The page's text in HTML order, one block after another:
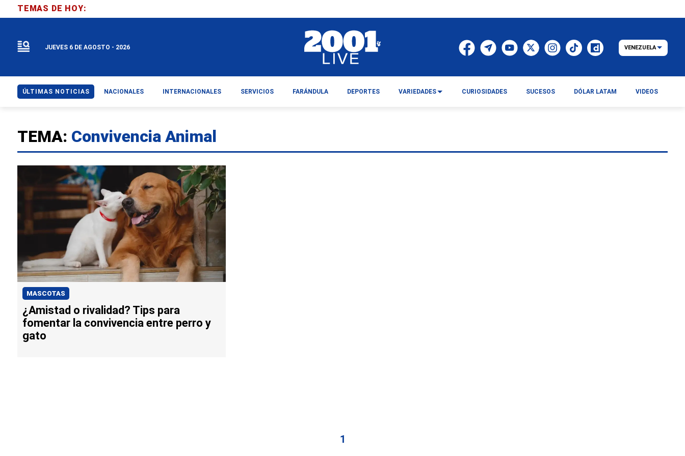
TEMA: Convivencia Animal
MASCOTAS
¿Amistad o rivalidad? Tips para
fomentar la convivencia entre perro y
gato
1
TEMAS DE HOY:
JUEVES 6 DE AGOSTO - 2026 VENEZUELA
ÚLTIMAS NOTICIAS NACIONALES INTERNACIONALES SERVICIOS FARÁNDULA DEPORTES VARIEDADES CURIOSIDADES SUCESOS DÓLAR LATAM VIDEOS